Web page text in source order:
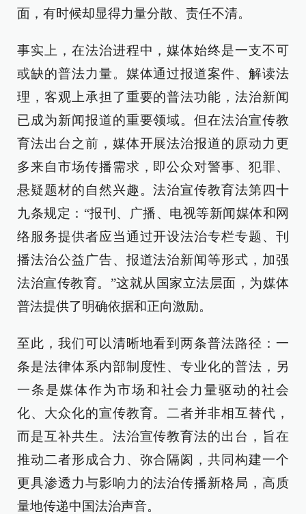
面，有时候却显得力量分散、责任不清。
事实上，在法治进程中，媒体始终是一支不可
或缺的普法力量。媒体通过报道案件、解读法
理，客观上承担了重要的普法功能，法治新闻
已成为新闻报道的重要领域。但在法治宣传教
育法出台之前，媒体开展法治报道的原动力更
多来自市场传播需求，即公众对警事、犯罪、
悬疑题材的自然兴趣。法治宣传教育法第四十
九条规定：“报刊、广播、电视等新闻媒体和网
络服务提供者应当通过开设法治专栏专题、刊
播法治公益广告、报道法治新闻等形式，加强
法治宣传教育。”这就从国家立法层面，为媒体
普法提供了明确依据和正向激励。
至此，我们可以清晰地看到两条普法路径：一
条是法律体系内部制度性、专业化的普法，另
一条是媒体作为市场和社会力量驱动的社会
化、大众化的宣传教育。二者并非相互替代，
而是互补共生。法治宣传教育法的出台，旨在
推动二者形成合力、弥合隔阂，共同构建一个
更具渗透力与影响力的法治传播新格局，高质
量地传递中国法治声音。